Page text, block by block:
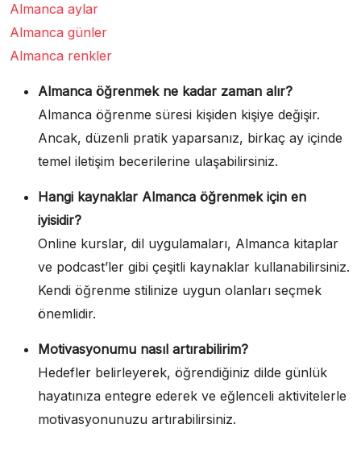
Almanca aylar
Almanca günler
Almanca renkler
Almanca öğrenmek ne kadar zaman alır?
Almanca öğrenme süresi kişiden kişiye değişir.
Ancak, düzenli pratik yaparsanız, birkaç ay içinde
temel iletişim becerilerine ulaşabilirsiniz.
Hangi kaynaklar Almanca öğrenmek için en
iyisidir?
Online kurslar, dil uygulamaları, Almanca kitaplar
ve podcast’ler gibi çeşitli kaynaklar kullanabilirsiniz.
Kendi öğrenme stilinize uygun olanları seçmek
önemlidir.
Motivasyonumu nasıl artırabilirim?
Hedefler belirleyerek, öğrendiğiniz dilde günlük
hayatınıza entegre ederek ve eğlenceli aktivitelerle
motivasyonunuzu artırabilirsiniz.